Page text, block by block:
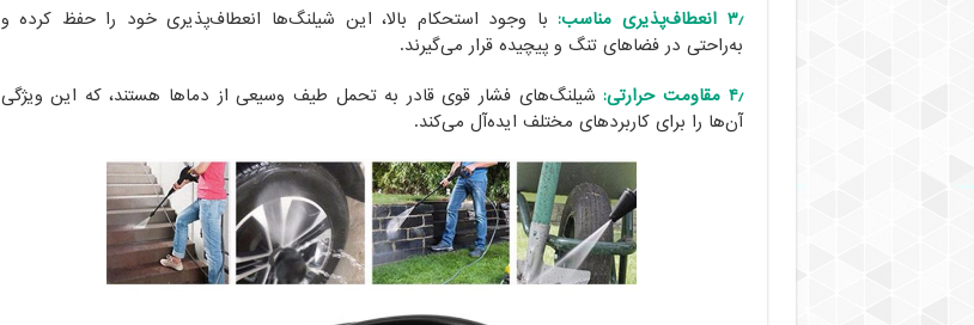
۳٫ انعطاف‌پذیری مناسب:
با وجود استحکام بالا، این شیلنگ‌ها انعطاف‌پذیری خود را حفظ کرده و
به‌راحتی در فضاهای تنگ و پیچیده قرار می‌گیرند.
۴٫ مقاومت حرارتی:
شیلنگ‌های فشار قوی قادر به تحمل طیف وسیعی از دماها هستند، که این ویژگی
آن‌ها را برای کاربردهای مختلف ایده‌آل می‌کند.